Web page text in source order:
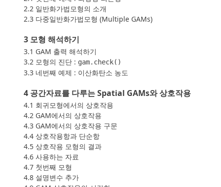
2.2 일반화가법모형의 소개
2.3 다중일반화가법모형 (Multiple GAMs)
3 모형 해석하기
3.1 GAM 출력 해석하기
3.2 모형의 진단 : gam.check()
3.3 네번째 예제 : 이산화탄소 농도
4 공간자료를 다루는 Spatial GAMs와 상호작용
4.1 회귀모형에서의 상호작용
4.2 GAM에서의 상호작용
4.3 GAM에서의 상호작용 구문
4.4 상호작용항과 단순항
4.5 상호작용 모형의 결과
4.6 사용하는 자료
4.7 첫번째 모형
4.8 설명변수 추가